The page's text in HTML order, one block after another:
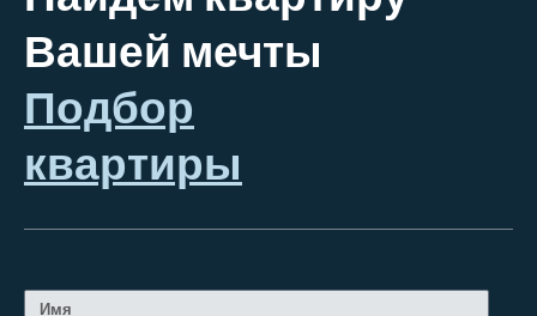
Вашей мечты
Подбор
квартиры